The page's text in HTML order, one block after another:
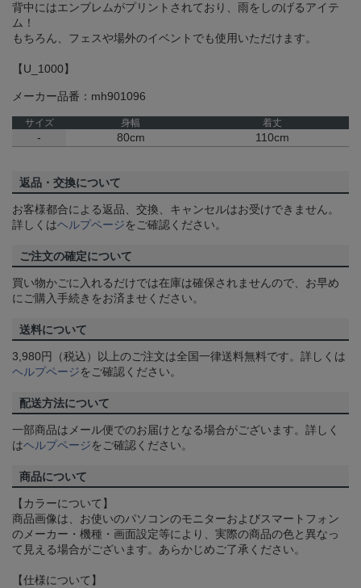
背中にはエンブレムがプリントされており、雨をしのげるアイテ
ム！
もちろん、フェスや場外のイベントでも使用いただけます。
【U_1000】
メーカー品番：mh901096
サイズ 身幅 着丈
- 80cm 110cm
返品・交換について
お客様都合による返品、交換、キャンセルはお受けできません。
詳しくはヘルプページをご確認ください。
ご注文の確定について
買い物かごに入れるだけでは在庫は確保されませんので、お早め
にご購入手続きをお済ませください。
送料について
3,980円（税込）以上のご注文は全国一律送料無料です。詳しくは
ヘルプページをご確認ください。
配送方法について
一部商品はメール便でのお届けとなる場合がございます。詳しく
はヘルプページをご確認ください。
商品について
【カラーについて】
商品画像は、お使いのパソコンのモニターおよびスマートフォン
のメーカー・機種・画面設定等により、実際の商品の色と異なっ
て見える場合がございます。あらかじめご了承ください。
【仕様について】